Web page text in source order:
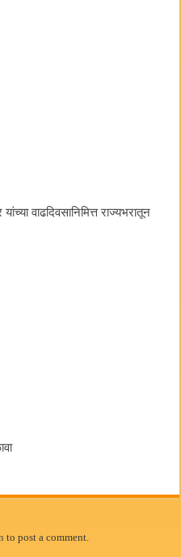
वाढदिवसानिमित्त राज्यभरातून
to post a comment.